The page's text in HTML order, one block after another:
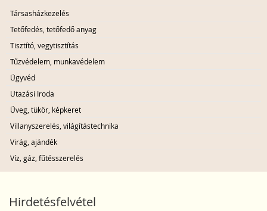
Társasházkezelés
Tetőfedés, tetőfedő anyag
Tisztító, vegytisztítás
Tűzvédelem, munkavédelem
Ügyvéd
Utazási Iroda
Üveg, tükör, képkeret
Villanyszerelés, világítástechnika
Virág, ajándék
Víz, gáz, fűtésszerelés
Hirdetésfelvétel